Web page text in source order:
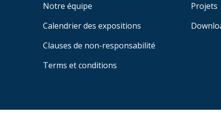
Notre équipe
Calendrier des expositions
Clauses de non-responsabilité
Terms et conditions
Projets